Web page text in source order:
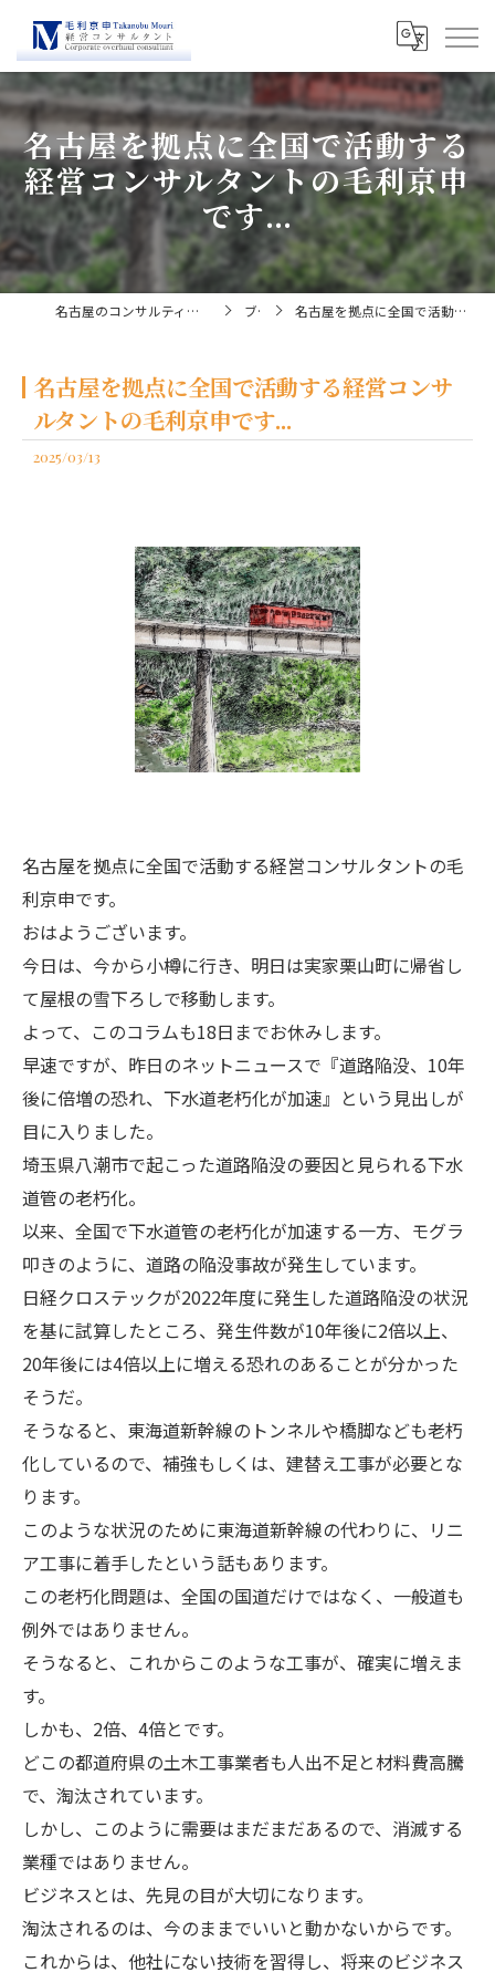
名古屋を拠点に全国で活動する
経営コンサルタントの毛利京申
です...
名古屋のコンサルティングなら経営コンサルタント毛利京申 ブログ 名古屋を拠点に全国で活動する経営コンサルタントの毛利京申です...
名古屋を拠点に全国で活動する経営コンサ
ルタントの毛利京申です...
2025/03/13
名古屋を拠点に全国で活動する経営コンサルタントの毛
利京申です。
おはようございます。
今日は、今から小樽に行き、明日は実家栗山町に帰省し
て屋根の雪下ろしで移動します。
よって、このコラムも18日までお休みします。
早速ですが、昨日のネットニュースで『道路陥没、10年
後に倍増の恐れ、下水道老朽化が加速』という見出しが
目に入りました。
埼玉県八潮市で起こった道路陥没の要因と見られる下水
道管の老朽化。
以来、全国で下水道管の老朽化が加速する一方、モグラ
叩きのように、道路の陥没事故が発生しています。
日経クロステックが2022年度に発生した道路陥没の状況
を基に試算したところ、発生件数が10年後に2倍以上、
20年後には4倍以上に増える恐れのあることが分かった
そうだ。
そうなると、東海道新幹線のトンネルや橋脚なども老朽
化しているので、補強もしくは、建替え工事が必要とな
ります。
このような状況のために東海道新幹線の代わりに、リニ
ア工事に着手したという話もあります。
この老朽化問題は、全国の国道だけではなく、一般道も
例外ではありません。
そうなると、これからこのような工事が、確実に増えま
す。
しかも、2倍、4倍とです。
どこの都道府県の土木工事業者も人出不足と材料費高騰
で、淘汰されています。
しかし、このように需要はまだまだあるので、消滅する
業種ではありません。
ビジネスとは、先見の目が大切になります。
淘汰されるのは、今のままでいいと動かないからです。
これからは、他社にない技術を習得し、将来のビジネス